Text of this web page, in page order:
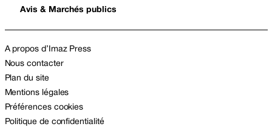
Avis & Marchés publics
A propos d’Imaz Press
Nous contacter
Plan du site
Mentions légales
Préférences cookies
Politique de confidentialité